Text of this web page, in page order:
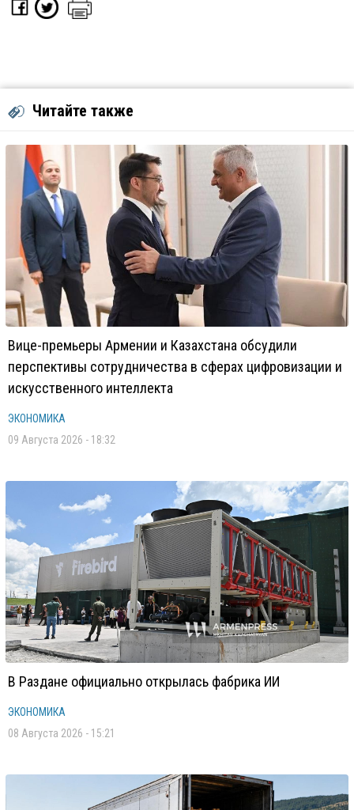
Читайте также
Вице-премьеры Армении и Казахстана обсудили
перспективы сотрудничества в сферах цифровизации и
искусственного интеллекта
ЭКОНОМИКА
09 Августа 2026 - 18:32
В Раздане официально открылась фабрика ИИ
ЭКОНОМИКА
08 Августа 2026 - 15:21